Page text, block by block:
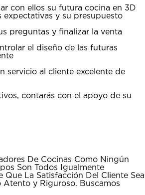
con ellos su futura cocina en 3D
expectativas y su presupuesto
preguntas y finalizar la venta
el diseño de las futuras
servicio al cliente excelente de
contarás con el apoyo de su
De Cocinas Como Ningún
Son Todos Igualmente
Que La Satisfacción Del Cliente Sea
Atento y Riguroso. Buscamos